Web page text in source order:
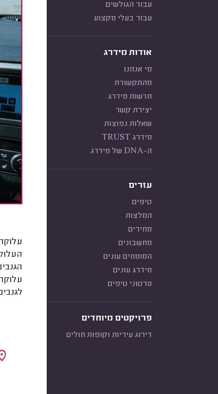
עבור הגולשים
עבור בעלי מקצוע
אודות מידרג
מי אנחנו
מהתקשורת
חדשות מידרג
יצירת קשר
שאלות נפוצות
מידרג TRUST
ה-DNA של מידרג
עזרים
טיפים
המלצות
מחירים
מחשבונים
המומחים עונים
מידרג עונים
סרטוני טיפים
פרויקטים מיוחדים
דירוג עיריות וקופות חולים